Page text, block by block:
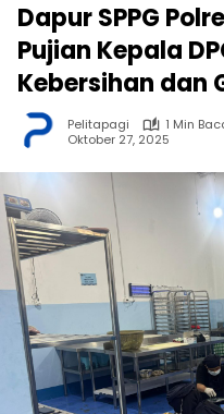
Dapur SPPG
Pujian Kepala
Kebersihan dan
Pelitapagi
1 Min
Oktober 27, 2025